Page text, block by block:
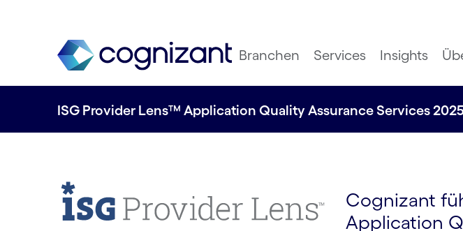
Branchen Services Insights
ISG Provider Lens™ Application Quality Assurance Services 2025
Cognizant
Application